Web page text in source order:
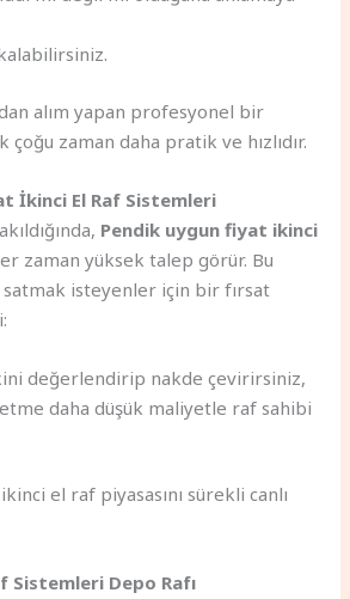
alım yapan profesyonel bir
çoğu zaman daha pratik ve hızlıdır.
İkinci El Raf Sistemleri
Pendik uygun fiyat ikinci
zaman yüksek talep görür. Bu
isteyenler için bir fırsat
değerlendirip nakde çevirirsiniz,
daha düşük maliyetle raf sahibi
el raf piyasasını sürekli canlı
Sistemleri Depo Rafı